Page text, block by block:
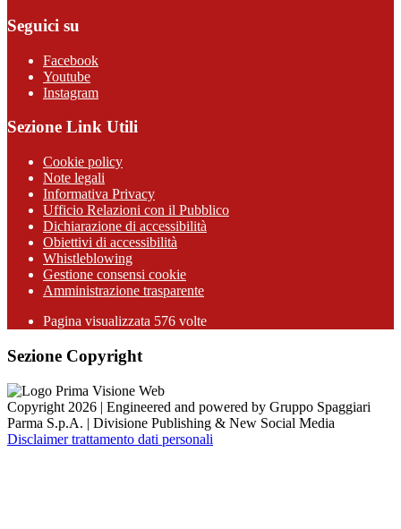
Seguici su
Facebook
Youtube
Instagram
Sezione Link Utili
Cookie policy
Note legali
Informativa Privacy
Ufficio Relazioni con il Pubblico
Dichiarazione di accessibilità
Obiettivi di accessibilità
Whistleblowing
Gestione consensi cookie
Amministrazione trasparente
Pagina visualizzata 576 volte
Sezione Copyright
Copyright 2026 | Engineered and powered by Gruppo Spaggiari
Parma S.p.A. | Divisione Publishing & New Social Media
Disclaimer trattamento dati personali